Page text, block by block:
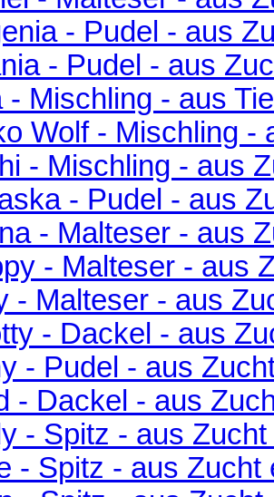
- Pudel - aus
- Pudel - aus
- Mischling - aus
Wolf - Mischling -
- Mischling - aus
- Pudel - aus
- Malteser - aus
- Malteser - aus
- Malteser - aus
- Dackel - aus
- Pudel - aus
- Dackel - aus
- Spitz - aus
- Spitz - aus Zucht